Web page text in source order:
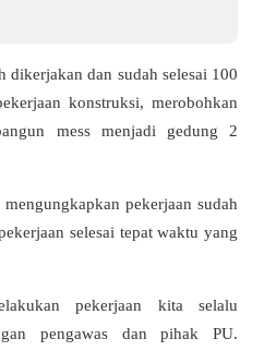
dikerjakan dan sudah selesai 100
konstruksi, merobohkan
mess menjadi gedung 2
pekerjaan sudah
selesai tepat waktu yang
pekerjaan kita selalu
pengawas dan pihak PU.